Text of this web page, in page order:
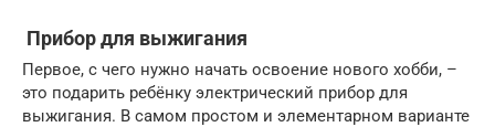
Прибор для выжигания
Первое, с чего нужно начать освоение нового хобби, –
это подарить ребёнку электрический прибор для
выжигания. В самом простом и элементарном варианте